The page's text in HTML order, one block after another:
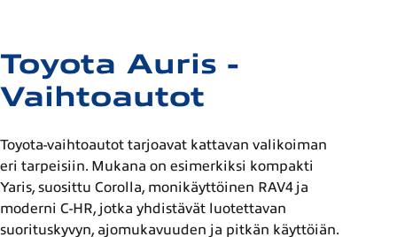
Toyota Auris -
Vaihtoautot
Toyota-vaihtoautot tarjoavat kattavan valikoiman
eri tarpeisiin. Mukana on esimerkiksi kompakti
Yaris, suosittu Corolla, monikäyttöinen RAV4 ja
moderni C-HR, jotka yhdistävät luotettavan
suorituskyvyn, ajomukavuuden ja pitkän käyttöiän.